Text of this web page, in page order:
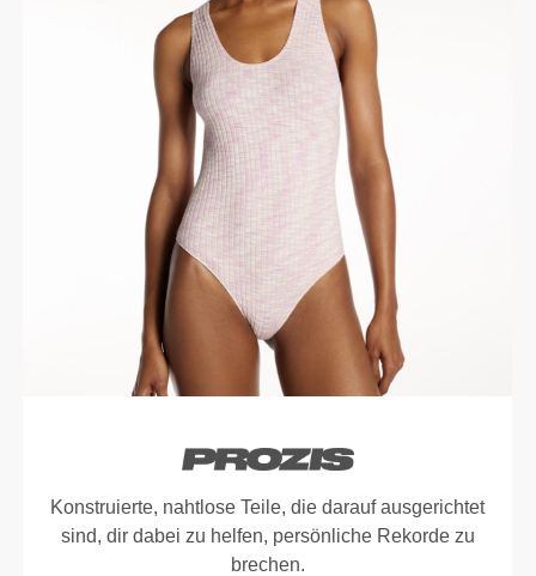
Konstruierte, nahtlose Teile, die darauf ausgerichtet
sind, dir dabei zu helfen, persönliche Rekorde zu
brechen.